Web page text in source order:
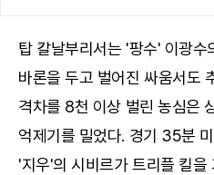
탑 칼날부리서는 '팡수' 이광수
바론을 두고 벌어진 싸움서도
격차를 8천 이상 벌린 농심은
억제기를 밀었다. 경기 35분
'지우'의 시비르가 트리플 킬